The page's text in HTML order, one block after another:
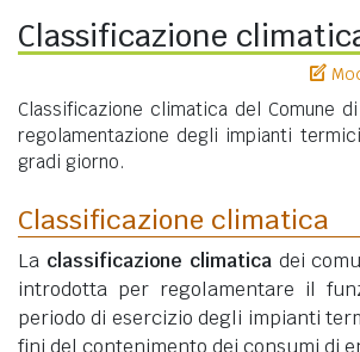
Classificazione
Classificazione climatica del Comune
regolamentazione degli impianti
gradi giorno.
Classificazione climatica
La classificazione climaticadei
introdotta per regolamentare il
periodo di esercizio degli impianti
fini del contenimento dei consumi di